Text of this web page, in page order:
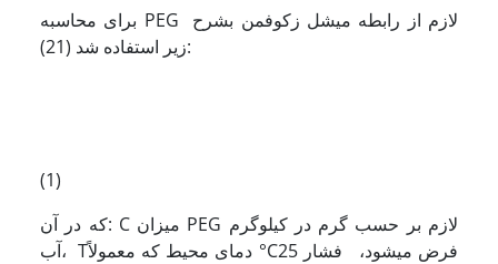
برای محاسبه PEG لازم از رابطه میشل زکوفمن بشرح
زیر استفاده شد (21):
(1)
که در آن: C میزان PEG لازم بر حسب گرم در کیلوگرم
آب، Tدمای محیط که معمولاً °C25 فرض می­شود، فشار